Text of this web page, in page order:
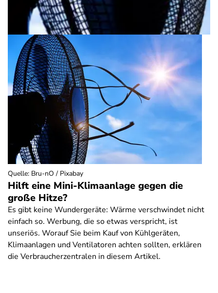
Hilft eine Mini-Klimaanlage gegen die
große Hitze?
Es gibt keine Wundergeräte: Wärme verschwindet nicht
einfach so. Werbung, die so etwas verspricht, ist
unseriös. Worauf Sie beim Kauf von Kühlgeräten,
Klimaanlagen und Ventilatoren achten sollten, erklären
die Verbraucherzentralen in diesem Artikel.
Quelle: Bru-nO / Pixabay